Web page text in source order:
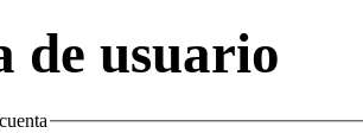
de usuario